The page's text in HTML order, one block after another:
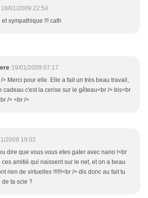
18/01/2009 22:54
sympathique !!! cath
19/01/2009 07:17
> Merci pour elle. Elle a fait un très beau travail,
cadeau c'est la cerise sur le gêteau<br /> bis<br
/> <br />
2009 19:02
dire que vous vous etes gater avec nano !<br
ces amitié qui naissent sur le net, et on a beau
rien de virtuelles !!!!!!<br /> dis donc au fait tu
de ta scie ?